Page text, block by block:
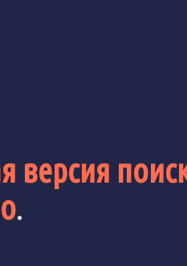
версия
.